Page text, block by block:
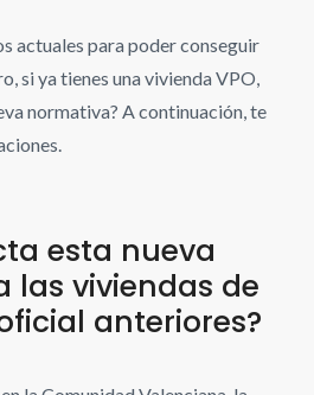
actuales para poder conseguir
si ya tienes una vivienda VPO,
normativa? A continuación, te
esta nueva
las viviendas de
anteriores?